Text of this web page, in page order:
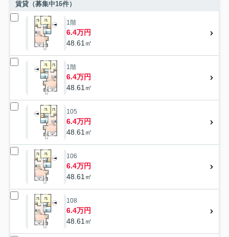
賃貸（募集中16件）
1階
6.4万円
48.61㎡
1階
6.4万円
48.61㎡
105
6.4万円
48.61㎡
106
6.4万円
48.61㎡
108
6.4万円
48.61㎡